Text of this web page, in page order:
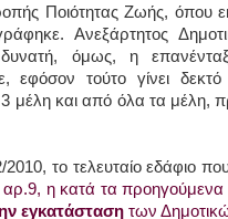
Ποιότητας Ζωής, όπου
Ανεξάρτητος
δυνατή, όμως, η
εφόσον τούτο γίνει
μέλη και από όλα τα μέλη,
το τελευταίο εδάφιο
η κατά τα
εγκατάσταση των